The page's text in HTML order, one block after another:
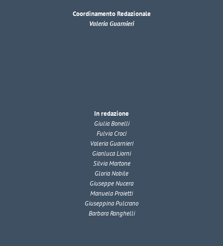
Coordinamento Redazionale
Valeria Guarnieri
In redazione
Giulia Bonelli
Fulvia Croci
Valeria Guarnieri
Gianluca Liorni
Silvia Martone
Gloria Nobile
Giuseppe Nucera
Manuela Proietti
Giuseppina Pulcrano
Barbara Ranghelli